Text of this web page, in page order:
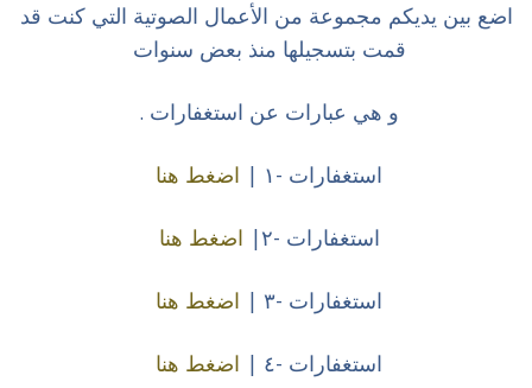
اضع بين يديكم مجموعة من الأعمال الصوتية التي كنت قد
قمت بتسجيلها منذ بعض سنوات
و هي عبارات عن استغفارات .
استغفارات -١ | اضغط هنا
استغفارات -٢| اضغط هنا
استغفارات -٣ | اضغط هنا
استغفارات -٤ | اضغط هنا